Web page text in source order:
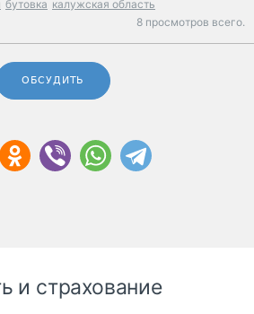
бутовка калужская область
8 просмотров всего.
ОБСУДИТЬ
и страхование